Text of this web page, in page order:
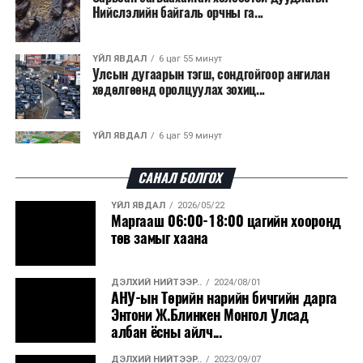
зарласан. Засгийн газар үнийн өсөлтийн эсрэг, дэлхий
дахины нөхцөл байдлаас хамаарч эх орондоо үүсэх
сөрөг нөлөөг даван туулахын төлөө бүх шатандаа
хичээн ажиллаж байна хэмээв.
шуурхай нэвтрүүлэх, тээвэрлэх, буулгах, гадаад
вагонцистерний ашиглалтын төлбөр, хураамжийг
хөнгөвчлөх, шаардлага хангасан зөвшөөрлийн
хүсэлтийг түргэн шийдвэрлэх, шатахууны
нийлүүлэлтийн тогтвортой байдлыг хангахыг
холбогдох сайд нарт үүрэг болголоо.
Нийслэлийн байгаль орчны га...
ҮЙЛ ЯВДАЛ 6 цаг 55 минут
Улсын дугаарын тэгш, сондгойгоор ангилан
хөдөлгөөнд оролцуулах зохиц...
ҮЙЛ ЯВДАЛ 6 цаг 59 минут
худалдааны төвүүдийн авто зогсо...
ҮЙЛ ЯВДАЛ 7 цаг 3 минут
КОП17-д ажиллах онцгой байдлын
бүрэлдэхүүн хамтарсан дадлага сургуул...
ҮЙЛ ЯВДАЛ 7 цаг 10 минут
Улаанбаатарт өдөртөө 20 хэм дулаан
САНАЛ БОЛГОХ
ҮЙЛ ЯВДАЛ 2026/05/22
Маргааш 06:00-18:00 цагийн хооронд
төв замыг хаана
ДЭЛХИЙ НИЙТЭЭР.. 2024/08/01
АНУ-ын Төрийн нарийн бичгийн дарга
Энтони Ж.Блинкен Монгол Улсад
албан ёсны айлч...
ДЭЛХИЙ НИЙТЭЭР.. 2023/09/07